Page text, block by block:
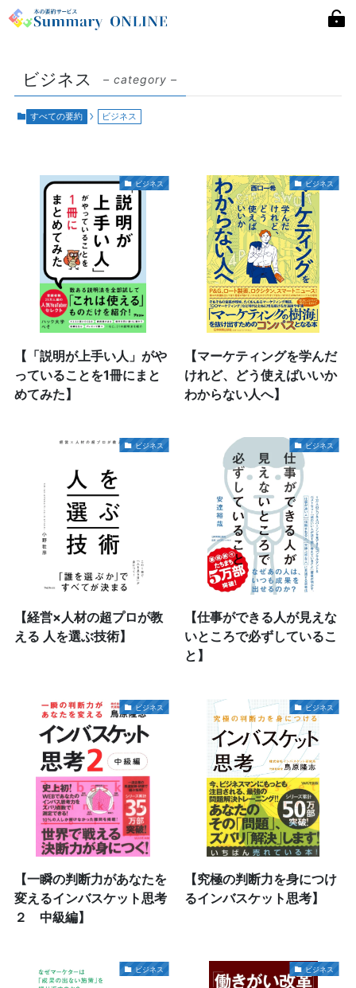
ビジネス – category –
すべての要約 ビジネス
ビジネス
【「説明が上手い人」がや
っていることを1冊にまと
めてみた】
ビジネス
【マーケティングを学んだ
けれど、どう使えばいいか
わからない人へ】
ビジネス
【経営×人材の超プロが教
える 人を選ぶ技術】
ビジネス
【仕事ができる人が見えな
いところで必ずしているこ
と】
ビジネス
【一瞬の判断力があなたを
変えるインバスケット思考
２ 中級編】
ビジネス
【究極の判断力を身につけ
るインバスケット思考】
ビジネス ビジネス